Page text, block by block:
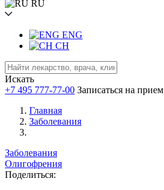
RU
ENG
CH
Искать
+7 495 777-77-00 Записаться на прием
Главная
Заболевания
Заболевания
Олигофрения
Поделиться: